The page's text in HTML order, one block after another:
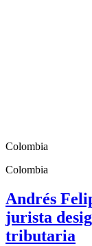
Colombia
Colombia
Andrés
jurista
tributaria